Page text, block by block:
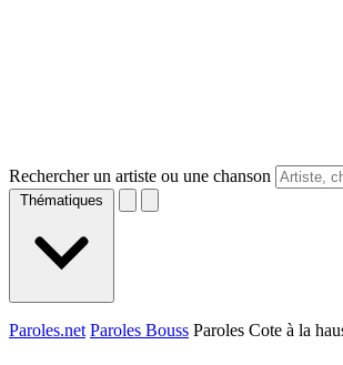
Rechercher un artiste ou une chanson
Thématiques
Paroles.net Paroles Bouss Paroles Cote à la